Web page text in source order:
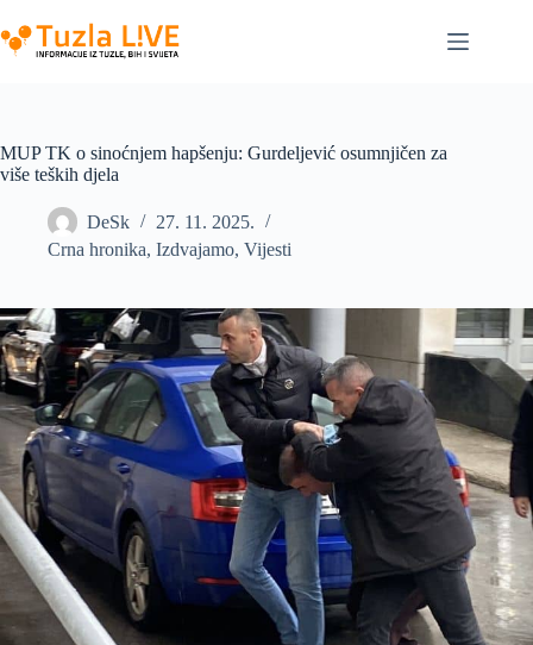
to
content
MUP TK o sinoćnjem hapšenju: Gurdeljević osumnjičen za
više teških djela
DeSk
27. 11. 2025.
Crna hronika, Izdvajamo, Vijesti